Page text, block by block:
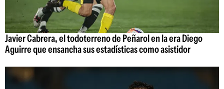
Javier Cabrera, el todoterreno de Peñarol en la era Diego
Aguirre que ensancha sus estadísticas como asistidor